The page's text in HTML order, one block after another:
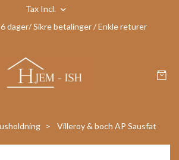
Tax Incl.
dager/ Sikre betalinger / Enkle returer
Villeroy & boch AP Sausfat